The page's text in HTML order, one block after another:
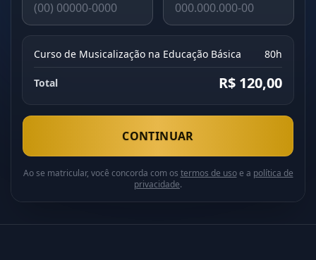
Curso de Musicalização na Educação Básica 80h
Total R$ 120,00
CONTINUAR
Ao se matricular, você concorda com os termos de usoe a política de
privacidade.